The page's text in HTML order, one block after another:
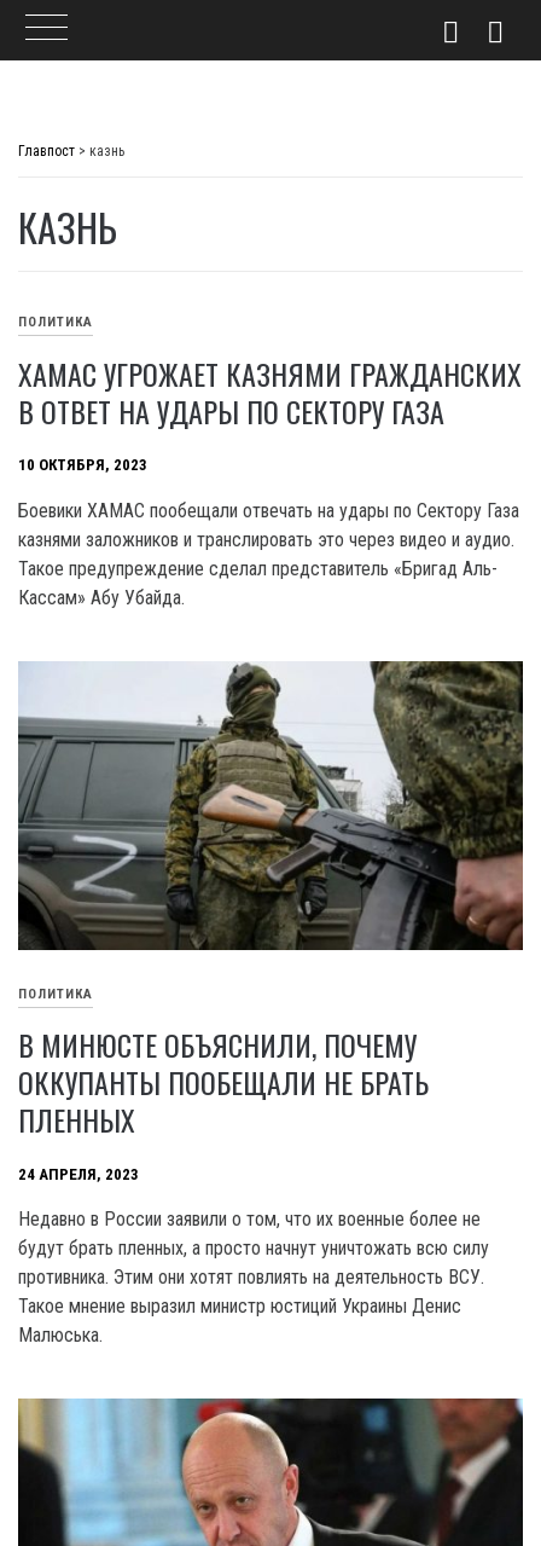
Главпост > казнь
КАЗНЬ
ПОЛИТИКА
ХАМАС УГРОЖАЕТ КАЗНЯМИ ГРАЖДАНСКИХ
В ОТВЕТ НА УДАРЫ ПО СЕКТОРУ ГАЗА
10 ОКТЯБРЯ, 2023
Боевики XAMAC пообещали отвечать на удары по Сектору Газа
казнями заложников и транслировать это через видео и аудио.
Такое предупреждение сделал представитель «Бригад Аль-
Кассам» Абу Убайда.
ПОЛИТИКА
В МИНЮСТЕ ОБЪЯСНИЛИ, ПОЧЕМУ
ОККУПАНТЫ ПООБЕЩАЛИ НЕ БРАТЬ
ПЛЕННЫХ
24 АПРЕЛЯ, 2023
Недавно в России заявили о том, что их военные более не
будут брать пленных, а просто начнут уничтожать всю силу
противника. Этим они хотят повлиять на деятельность ВСУ.
Такое мнение выразил министр юстиций Украины Денис
Малюська.